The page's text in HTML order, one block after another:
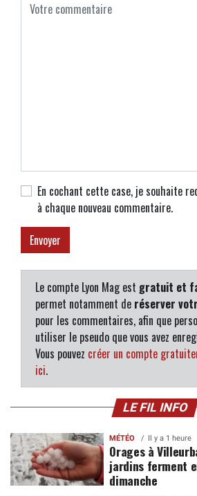
En cochant cette case, je souhaite
à chaque nouveau commentaire.
Le compte Lyon Mag est gratuit et
permet notamment de réserver
pour les commentaires, afin que
utiliser le pseudo que vous avez
Vous pouvez créer un compte
ici.
LE FIL INFO
MÉTÉO Il y a 1 heure
Orages à
jardins ferment
dimanche